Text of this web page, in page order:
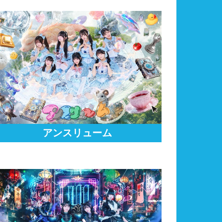
アンスリューム